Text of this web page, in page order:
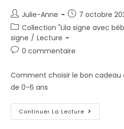
Julie-Anne
7 octobre
Collection "Lila signe avec
signe / Lecture
0 commentaire
Comment choisir le bon
de 0-6 ans
Continuer La Lecture